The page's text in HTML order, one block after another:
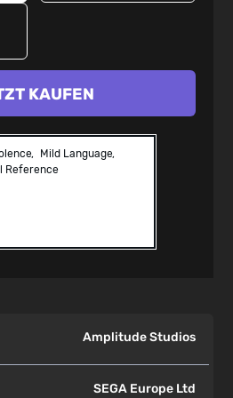
KAUFEN
Mild Language
Reference
Amplitude Studios
SEGA Europe Ltd